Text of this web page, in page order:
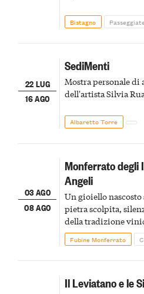
Bistagno
22 LUG
16 AGO
SediMenti
Mostra personale di
dell'artista Silvia
Albaretto Torre
03 AGO
08 AGO
Monferrato degli
Angeli
Un gioiello
pietra scolpita,
della tradizione
Fubine Monferrato
Il Leviatano e le